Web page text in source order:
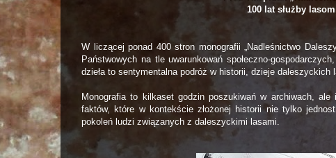
100 lat służby
W liczącej ponad 400 stron monografii „Nadleśnictwo
Państwowych na tle uwarunkowań społeczno-
dzieła to sentymentalna podróż w historii, dzieje daleszyckich
Monografia to kilkaset godzin poszukiwań w archiwach,
faktów, które w kontekście złożonej historii nie tylko
pokoleń ludzi związanych z daleszyckimi lasami.